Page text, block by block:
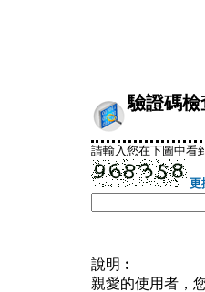
驗證碼檢
請輸入您在下圖中看
更
說明︰
親愛的使用者，